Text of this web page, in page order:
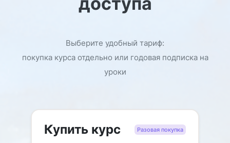
Выберите удобный тариф:
покупка курса отдельно или годовая подписка на
уроки
Купить курс Разовая покупка